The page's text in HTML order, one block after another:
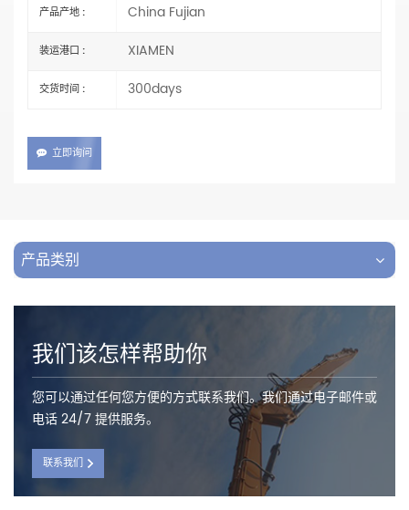
产品产地 : China Fujian
装运港口 : XIAMEN
交货时间 : 300days
立即询问
产品类别
我们该怎样帮助你
您可以通过任何您方便的方式联系我们。我们通过电子邮件或
电话 24/7 提供服务。
联系我们